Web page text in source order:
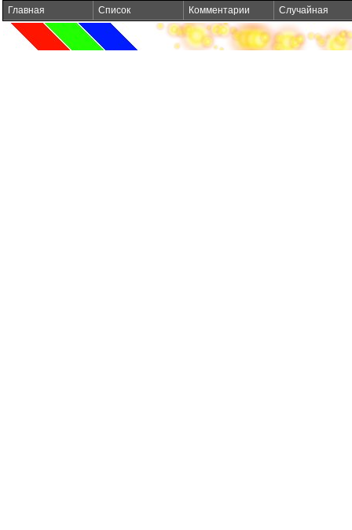
Главная Список Комментарии Случайная